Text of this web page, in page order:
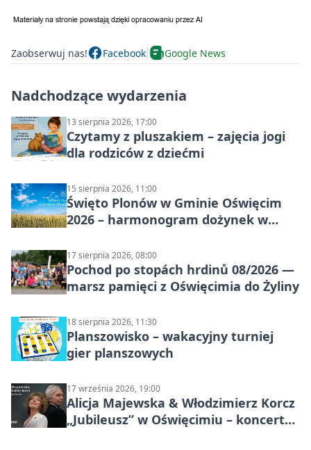
Zaobserwuj nas! Facebook Google News
Nadchodzące wydarzenia
13 sierpnia 2026, 17:00
Czytamy z pluszakiem – zajęcia jogi
dla rodziców z dziećmi
15 sierpnia 2026, 11:00
Święto Plonów w Gminie Oświęcim
2026 – harmonogram dożynek w
17 sierpnia 2026, 08:00
Pochod po stopách hrdinů 08/2026 —
marsz pamięci z Oświęcimia do Żyliny
18 sierpnia 2026, 11:30
Planszowisko – wakacyjny turniej
gier planszowych
17 września 2026, 19:00
Alicja Majewska & Włodzimierz Korcz
„Jubileusz” w Oświęcimiu – koncert